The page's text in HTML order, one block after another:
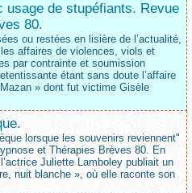
de stupéfiants. Revue
80.
ou restées en lisière de l’actualité,
affaires de violences, viols et
par contrainte et soumission
étant sans doute l’affaire
» dont fut victime Gisèle
lorsque les souvenirs reviennent"
et Thérapies Brèves 80. En
Juliette Lamboley publiait un
nuit blanche », où elle raconte son